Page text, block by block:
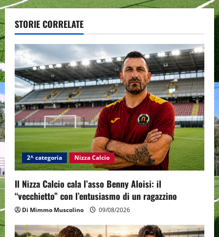
a
v
i
g
a
t
i
o
n
STORIE CORRELATE
2^ categoria Nizza Calcio
Il Nizza Calcio cala l’asso Benny Aloisi: il
“vecchietto” con l’entusiasmo di un ragazzino
Di Mimmo Muscolino 09/08/2026